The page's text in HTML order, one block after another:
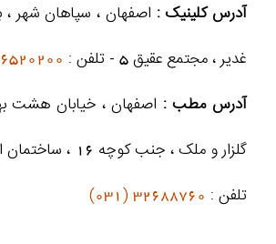
آدرس کلینیک : اصفهان ، سپاهان شهر ،
غدیر ، مجتمع عقیق 5 - تلفن :
(031)
آدرس مطب : اصفهان ، خیابان هشت
تلفن : 32688760 (031)